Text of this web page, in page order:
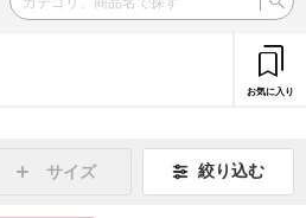
お気に入り
サイズ 絞り込む